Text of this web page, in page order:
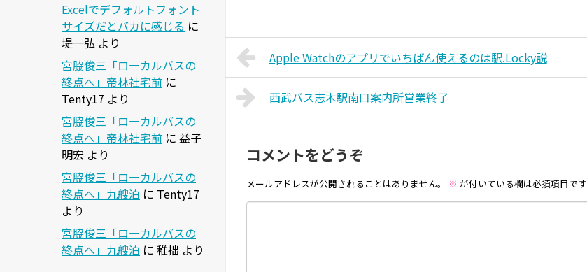
Apple Watchのアプリでいちばん使えるのは駅.Locky説
西武バス志木駅南口案内所営業終了
コメントをどうぞ
メールアドレスが公開されることはありません。 ※ が付いている欄は必須項目です
Excelでデフォルトフォント
サイズだとバカに感じる に
堤一弘 より
宮脇俊三「ローカルバスの
終点へ」帝林社宅前 に
Tenty17 より
宮脇俊三「ローカルバスの
終点へ」帝林社宅前 に 益子
明宏 より
宮脇俊三「ローカルバスの
終点へ」九艘泊 に Tenty17
より
宮脇俊三「ローカルバスの
終点へ」九艘泊 に 稚拙 より